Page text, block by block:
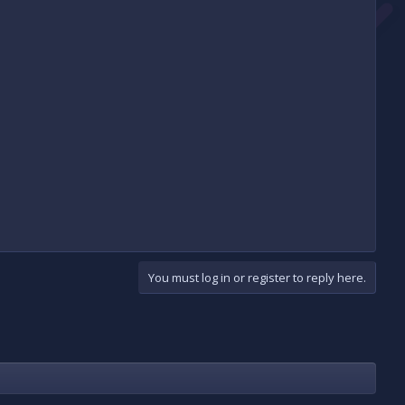
You must log in or register to reply here.